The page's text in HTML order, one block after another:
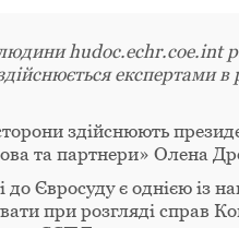
hudoc.echr.coe.int
експертами
здійснюють
та партнери» Олена
Євросуду є однією із
при розгляді справ